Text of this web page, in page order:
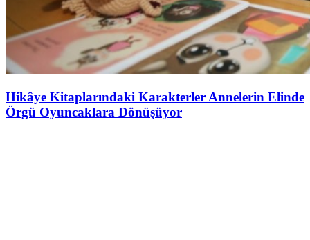
Hikâye Kitaplarındaki Karakterler Annelerin Elinde
Örgü Oyuncaklara Dönüşüyor